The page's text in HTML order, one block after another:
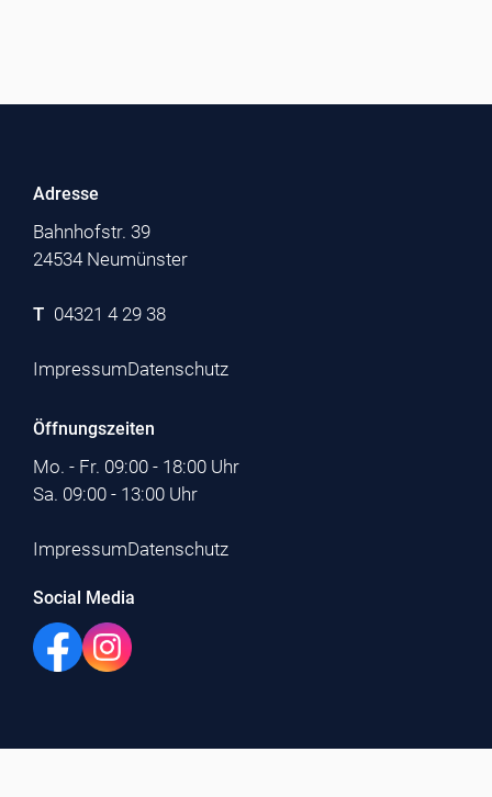
Adresse
Bahnhofstr. 39
24534 Neumünster
T 04321 4 29 38
ImpressumDatenschutz
Öffnungszeiten
Mo. - Fr. 09:00 - 18:00 Uhr
Sa. 09:00 - 13:00 Uhr
ImpressumDatenschutz
Social Media